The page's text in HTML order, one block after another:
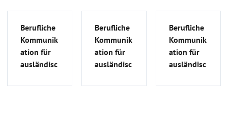
Berufliche
Kommunik
ation für
ausländisc
Apotheker
Berufliche
Kommunik
ation für
ausländisc
Apotheker
Berufliche
Kommunik
ation für
ausländisc
Apotheker